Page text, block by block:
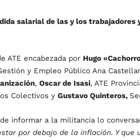
salarial de las y los trabajadores
ATE encabezada por Hugo
y Empleo Público Ana
, Oscar de Isasi, ATE
Colectivos y Gustavo Quinteros,
informar a la militancia lo
por debajo de la inflación. Y que